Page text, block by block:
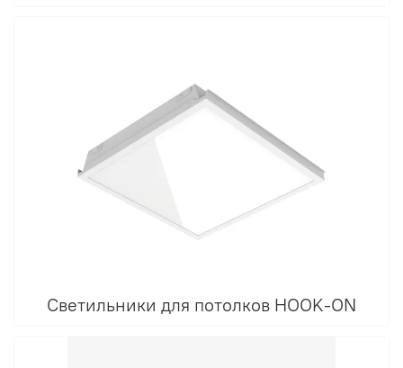
Светильники для потолков HOOK-ON